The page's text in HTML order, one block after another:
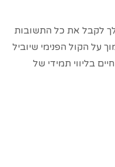
לקבל את כל התשובות
על הקול הפנימי שיוביל
בליווי תמידי של